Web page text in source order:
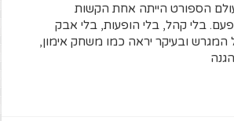
הספורט הייתה אחת הקשות
בלי קהל, בלי הופעות, בלי אבק
ובעיקר יראה כמו משחק אימון,